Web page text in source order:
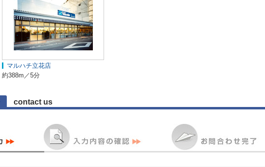
マルハチ立花店
約388m／5分
contact us